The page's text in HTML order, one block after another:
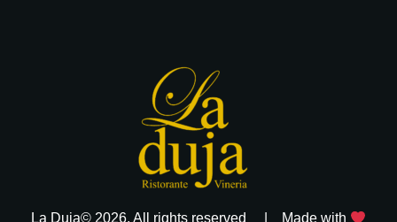
La Duja© 2026. All rights reserved | Made with